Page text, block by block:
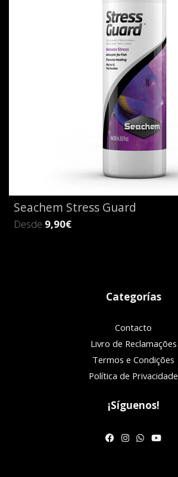
Seachem Stress Guard
Desde 9,90€
Categorías
Contacto
Livro de Reclamações
Termos e Condições
Política de Privacidade
¡Síguenos!